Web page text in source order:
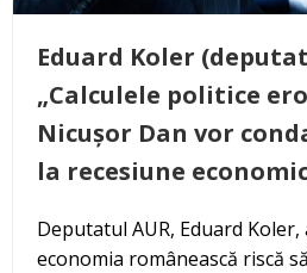
Eduard Koler
„Calculele politice
Nicușor Dan vor
la recesiune
Deputatul AUR, Eduard Koler,
economia românească riscă